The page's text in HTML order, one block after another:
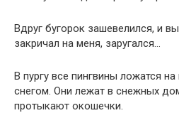
Вдруг бугорок зашевелился, и
закричал на меня, заругался…
В пургу все пингвины ложатся
снегом. Они лежат в снежных
протыкают окошечки.